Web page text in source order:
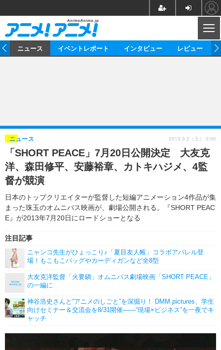
ゲーム グッズ
イベント 海外
海外イベント ビジネス
俳優・タレント アーティスト
ビジネス
アニメ 実写
書評
ゲーム 座談会
動画
アニメ！アニメ！TV ABEMA Cafe
連載・コラム
ニュース イベントレポート インタビュー レビュー
「SHORT PEACE」7月20日公開決定 大友克
洋、森田修平、安藤裕章、カトキハジメ、4監
督が競演
日本のトップクリエイターが監督した短編アニメーション4作品が集
まった珠玉のオムニバス映画が、劇場公開される。『SHORT PEAC
E』が2013年7月20日にロードショーとなる
ニュース
注目記事
ニャンコ先生がひょっこり♪「夏目友人帳」コラボアパレル登
場！もこもこバッグやカーディガンなど全8型
大友克洋監督「火要鎭」オムニバス劇場映画「SHORT PEACE」
の一編に
神谷浩史さんと“アニメのしごと”を深掘り！ DMM pictures、学生
向けセミナー＆交流会を8/31開催――“現場×ビジネス”を一夜でキ
ャッチ
2013.3.2（土） 0:00